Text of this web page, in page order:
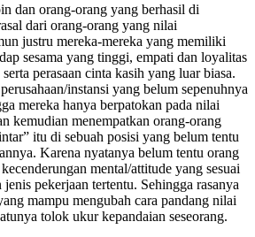
dan orang-orang yang berhasil di
dari orang-orang yang nilai
justru mereka-mereka yang memiliki
sesama yang tinggi, empati dan loyalitas
perasaan cinta kasih yang luar biasa.
instansi yang belum sepenuhnya
mereka hanya berpatokan pada nilai
kemudian menempatkan orang-orang
itu di sebuah posisi yang belum tentu
Karena nyatanya belum tentu orang
mental/attitude yang sesuai
pekerjaan tertentu. Sehingga rasanya
mampu mengubah cara pandang nilai
tolok ukur kepandaian seseorang.